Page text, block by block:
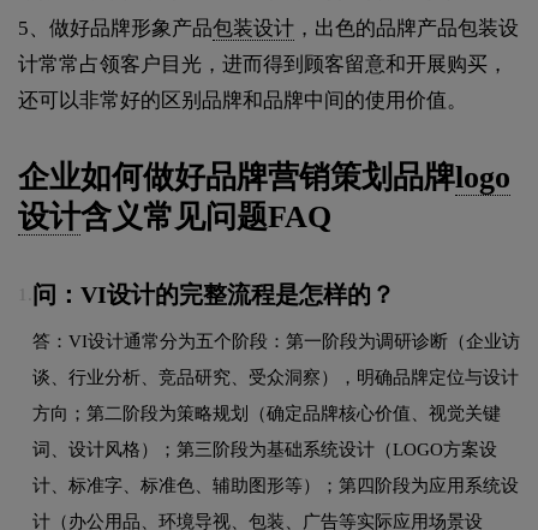
5、做好品牌形象产品包装设计 ，出色的品牌产品包装设
计常常占领客户目光，进而得到顾客留意和开展购买，
还可以非常好的区别品牌和品牌中间的使用价值。
企业如何做好品牌营销策划品牌logo
设计含义常见问题FAQ
问：VI设计的完整流程是怎样的？
答：VI设计通常分为五个阶段：第一阶段为调研诊断（企业访
谈、行业分析、竞品研究、受众洞察），明确品牌定位与设计
方向；第二阶段为策略规划（确定品牌核心价值、视觉关键
词、设计风格）；第三阶段为基础系统设计（LOGO方案设
计、标准字、标准色、辅助图形等）；第四阶段为应用系统设
计（办公用品、环境导视、包装、广告等实际应用场景设